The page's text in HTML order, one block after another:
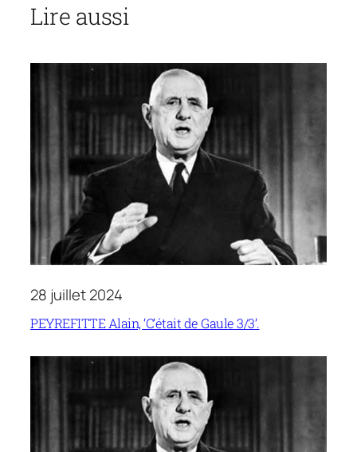
Lire aussi
28 juillet 2024
PEYREFITTE Alain, ‘C’était de Gaule 3/3’.